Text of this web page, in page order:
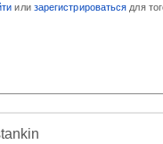
или зарегистрироваться для